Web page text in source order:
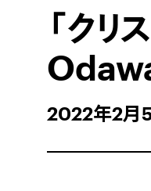
「ク
2022年2月5